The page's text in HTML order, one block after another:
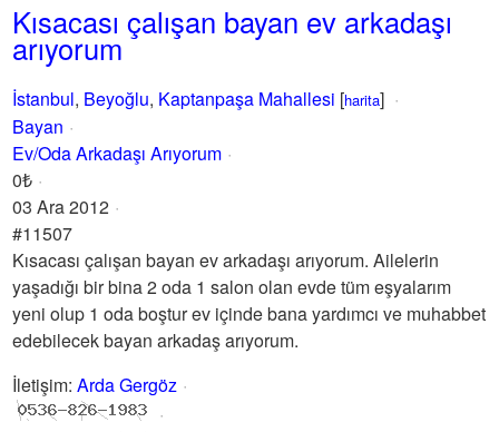
Kısacası çalışan bayan ev arkadaşı
arıyorum
İstanbul, Beyoğlu, Kaptanpaşa Mahallesi [harita]
Bayan
Ev/Oda Arkadaşı Arıyorum
0₺
03 Ara 2012
#11507
Kısacası çalışan bayan ev arkadaşı arıyorum. Ailelerin
yaşadığı bir bina 2 oda 1 salon olan evde tüm eşyalarım
yeni olup 1 oda boştur ev içinde bana yardımcı ve muhabbet
edebilecek bayan arkadaş arıyorum.
İletişim:Arda Gergöz